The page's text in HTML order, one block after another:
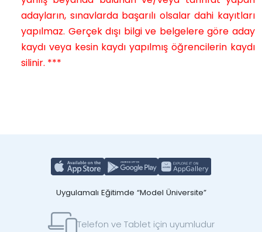
adayların, sınavlarda başarılı olsalar dahi kayıtları
yapılmaz. Gerçek dışı bilgi ve belgelere göre aday
kaydı veya kesin kaydı yapılmış öğrencilerin kaydı
silinir. ***
Uygulamalı Eğitimde “Model Üniversite”
Telefon ve Tablet için uyumludur